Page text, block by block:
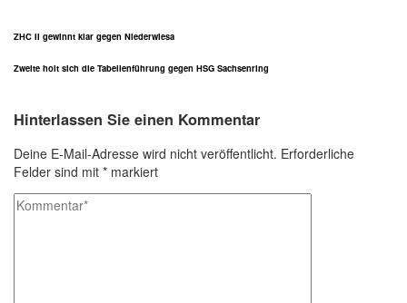
ZHC II gewinnt klar gegen Niederwiesa
Zweite holt sich die Tabellenführung gegen HSG Sachsenring
Hinterlassen Sie einen Kommentar
Deine E-Mail-Adresse wird nicht veröffentlicht. Erforderliche
Felder sind mit * markiert